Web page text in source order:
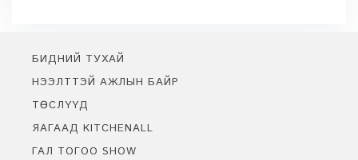
БИДНИЙ ТУХАЙ
НЭЭЛТТЭЙ АЖЛЫН БАЙР
ТӨСЛҮҮД
ЯАГААД KITCHENALL
ГАЛ ТОГОО SHOW